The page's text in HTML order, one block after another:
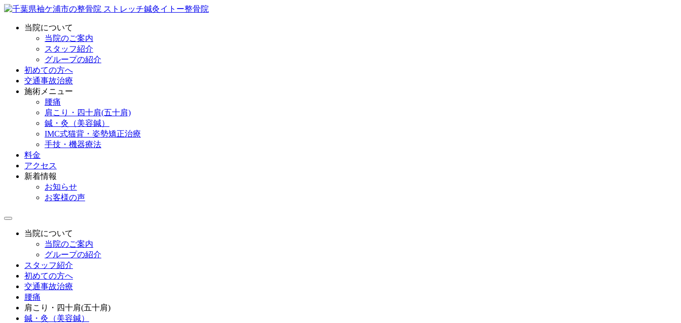
当院について
当院のご案内
スタッフ紹介
グループの紹介
初めての方へ
交通事故治療
施術メニュー
腰痛
肩こり・四十肩(五十肩)
鍼・灸（美容鍼）
IMC式猫背・姿勢矯正治療
手技・機器療法
料金
アクセス
新着情報
お知らせ
お客様の声
当院について
当院のご案内
グループの紹介
スタッフ紹介
初めての方へ
交通事故治療
腰痛
肩こり・四十肩(五十肩)
鍼・灸（美容鍼）